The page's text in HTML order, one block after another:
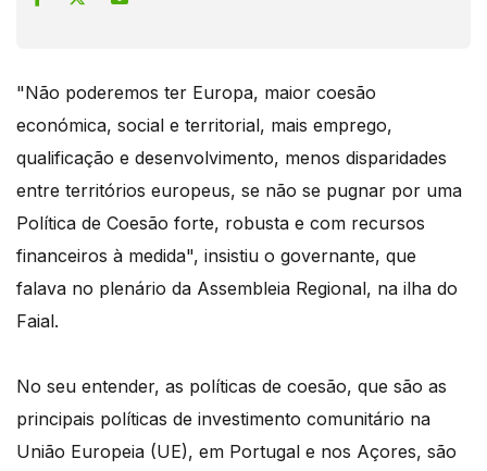
"Não poderemos ter Europa, maior coesão
económica, social e territorial, mais emprego,
qualificação e desenvolvimento, menos disparidades
entre territórios europeus, se não se pugnar por uma
Política de Coesão forte, robusta e com recursos
financeiros à medida", insistiu o governante, que
falava no plenário da Assembleia Regional, na ilha do
Faial.
No seu entender, as políticas de coesão, que são as
principais políticas de investimento comunitário na
União Europeia (UE), em Portugal e nos Açores, são